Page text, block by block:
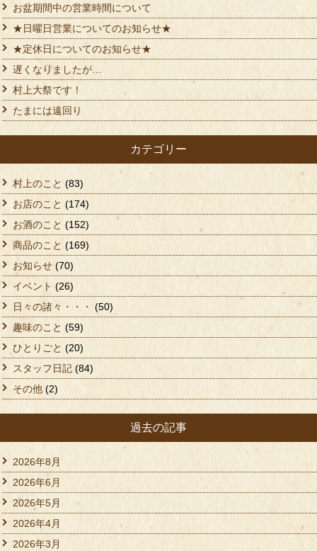
お盆期間中の営業時間について
★日曜日営業についてのお知らせ★
★定休日についてのお知らせ★
遅くなりましたが…
村上大祭です！
たまには遠回り
カテゴリー
村上のこと (83)
お店のこと (174)
お酒のこと (152)
商品のこと (169)
お知らせ (70)
イベント (26)
日々の諸々・・・ (50)
趣味のこと (59)
ひとりごと (20)
スタッフ日記 (84)
その他 (2)
過去の記事
2026年8月
2026年6月
2026年5月
2026年4月
2026年3月